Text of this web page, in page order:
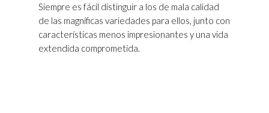
Siempre es fácil distinguir a los de mala calidad
de las magníficas variedades para ellos, junto con
características menos impresionantes y una vida
extendida comprometida.